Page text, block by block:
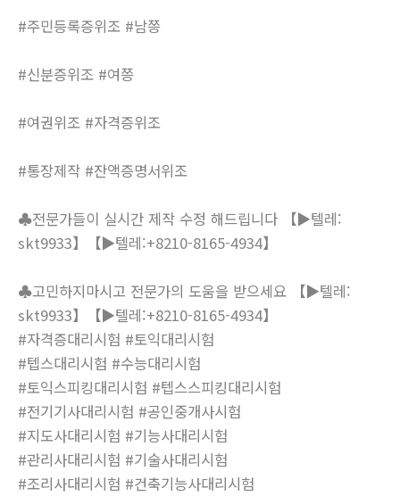
#주민등록증위조 #남쯩
#신분증위조 #여쯩
#여권위조 #자격증위조
#통장제작 #잔액증명서위조
♣전문가들이 실시간 제작 수정 해드립니다 【▶텔레:
skt9933】【▶텔레:+8210-8165-4934】
♣고민하지마시고 전문가의 도움을 받으세요 【▶텔레:
skt9933】【▶텔레:+8210-8165-4934】
#자격증대리시험 #토익대리시험
#텝스대리시험 #수능대리시험
#토익스피킹대리시험 #텝스스피킹대리시험
#전기기사대리시험 #공인중개사시험
#지도사대리시험 #기능사대리시험
#관리사대리시험 #기술사대리시험
#조리사대리시험 #건축기능사대리시험